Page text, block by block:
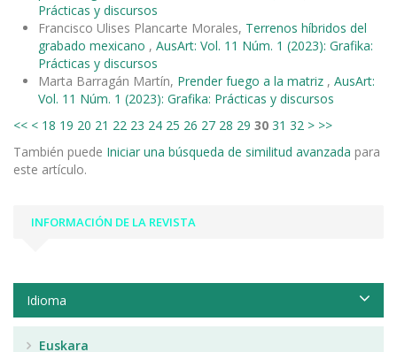
Prácticas y discursos
Francisco Ulises Plancarte Morales, Terrenos híbridos del
grabado mexicano , AusArt: Vol. 11 Núm. 1 (2023): Grafika:
Prácticas y discursos
Marta Barragán Martín, Prender fuego a la matriz , AusArt:
Vol. 11 Núm. 1 (2023): Grafika: Prácticas y discursos
<< < 18 19 20 21 22 23 24 25 26 27 28 29 30 31 32 > >>
También puede Iniciar una búsqueda de similitud avanzada para
este artículo.
INFORMACIÓN DE LA REVISTA
Idioma
Euskara